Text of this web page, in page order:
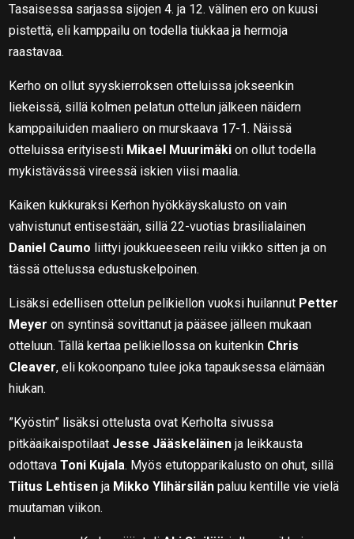
Tasaisessa sarjassa sijojen 4. ja 12. välinen ero on kuusi
pistettä, eli kamppailu on todella tiukkaa ja hermoja
raastavaa.
Kerho on ollut syyskierroksen otteluissa jokseenkin
liekeissä, sillä kolmen pelatun ottelun jälkeen näidern
kamppailuiden maaliero on murskaava 17-1. Näissä
otteluissa erityisesti Mikael Muurimäki on ollut todella
mykistävässä vireessä iskien viisi maalia.
Kaiken kukkuraksi Kerhon hyökkäyskalusto on vain
vahvistunut entisestään, sillä 22-vuotias brasilialainen
Daniel Caumo liittyi joukkueeseen reilu viikko sitten ja on
tässä ottelussa edustuskelpoinen.
Lisäksi edellisen ottelun pelikiellon vuoksi huilannut Petter
Meyer on syntinsä sovittanut ja pääsee jälleen mukaan
otteluun. Tällä kertaa pelikiellossa on kuitenkin Chris
Cleaver, eli kokoonpano tulee joka tapauksessa elämään
hiukan.
”Kyöstin” lisäksi ottelusta ovat Kerholta sivussa
pitkäaikaispotilaat Jesse Jääskeläinen ja leikkausta
odottavaToni Kujala. Myös etutopparikalusto on ohut, sillä
Tiitus Lehtisen ja Mikko Ylihärsilän paluu kentille vie vielä
muutaman viikon.